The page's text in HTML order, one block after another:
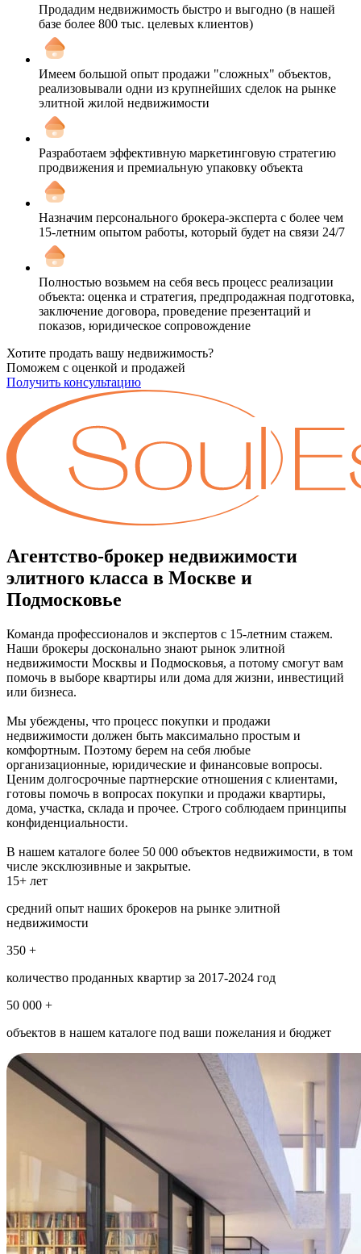
Продадим недвижимость быстро и выгодно (в нашей
базе более 800 тыс. целевых клиентов)
Имеем большой опыт продажи "сложных" объектов,
реализовывали одни из крупнейших сделок на рынке
элитной жилой недвижимости
Разработаем эффективную маркетинговую стратегию
продвижения и премиальную упаковку объекта
Назначим персонального брокера-эксперта с более чем
15-летним опытом работы, который будет на связи 24/7
Полностью возьмем на себя весь процесс реализации
объекта: оценка и стратегия, предпродажная подготовка,
заключение договора, проведение презентаций и
показов, юридическое сопровождение
Хотите продать вашу недвижимость?
Поможем с оценкой и продажей
Получить консультацию
Агентство-брокер недвижимости
элитного класса в Москве и
Подмосковье
Команда профессионалов и экспертов с 15-летним стажем.
Наши брокеры досконально знают рынок элитной
недвижимости Москвы и Подмосковья, а потому смогут вам
помочь в выборе квартиры или дома для жизни, инвестиций
или бизнеса.
Мы убеждены, что процесс покупки и продажи
недвижимости должен быть максимально простым и
комфортным. Поэтому берем на себя любые
организационные, юридические и финансовые вопросы.
Ценим долгосрочные партнерские отношения с клиентами,
готовы помочь в вопросах покупки и продажи квартиры,
дома, участка, склада и прочее. Строго соблюдаем принципы
конфиденциальности.
В нашем каталоге более 50 000 объектов недвижимости, в том
числе эксклюзивные и закрытые.
15+ лет
средний опыт наших брокеров на рынке элитной
недвижимости
350 +
количество проданных квартир за 2017-2024 год
50 000 +
объектов в нашем каталоге под ваши пожелания и бюджет